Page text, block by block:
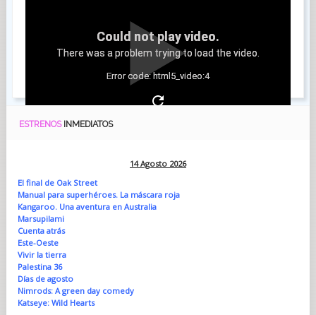
Could not play video.
There was a problem trying to load the video.
Error code: html5_video:4
ESTRENOS INMEDIATOS
14 Agosto 2026
El final de Oak Street
Manual para superhéroes. La máscara roja
Kangaroo. Una aventura en Australia
Marsupilami
Cuenta atrás
Este-Oeste
Vivir la tierra
Palestina 36
Días de agosto
Nimrods: A green day comedy
Katseye: Wild Hearts